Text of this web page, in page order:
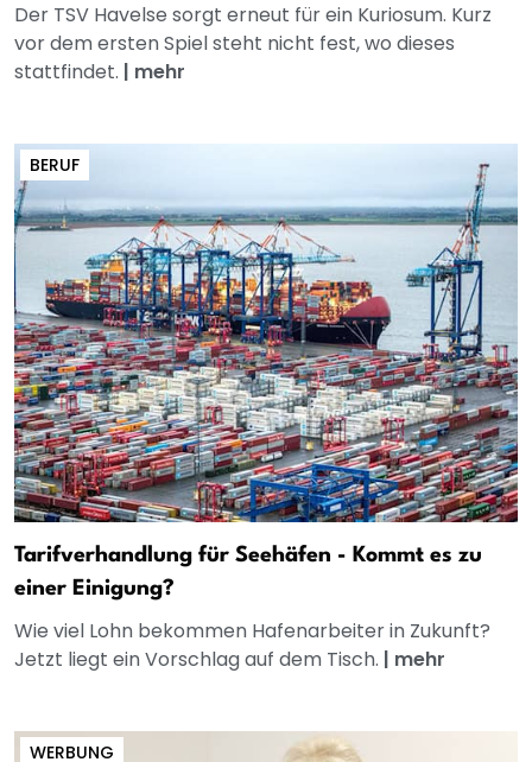
Der TSV Havelse sorgt erneut für ein Kuriosum. Kurz
vor dem ersten Spiel steht nicht fest, wo dieses
stattfindet. | mehr
BERUF
Tarifverhandlung für Seehäfen - Kommt es zu
einer Einigung?
Wie viel Lohn bekommen Hafenarbeiter in Zukunft?
Jetzt liegt ein Vorschlag auf dem Tisch. | mehr
WERBUNG